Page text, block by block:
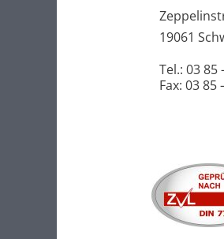
19061
Tel.: 03 85
Fax: 03 85